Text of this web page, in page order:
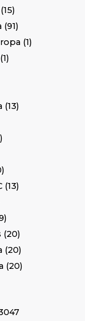
15
91
1
1
13
13
20
20
20